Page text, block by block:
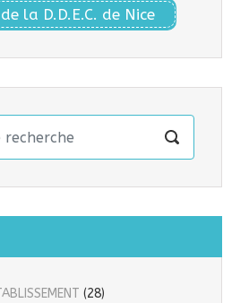
la D.D.E.C. de Nice
(28)